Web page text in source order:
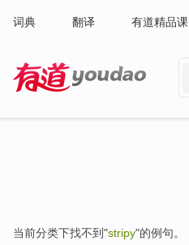
词典 翻译 有道精品课
当前分类下找不到"stripy"的例句。